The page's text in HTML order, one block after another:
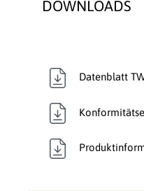
DOWNLOADS
Datenblatt